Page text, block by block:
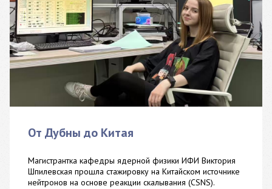
От Дубны до Китая
Магистрантка кафедры ядерной физики ИФИ Виктория
Шпилевская прошла стажировку на Китайском источнике
нейтронов на основе реакции скалывания (CSNS).